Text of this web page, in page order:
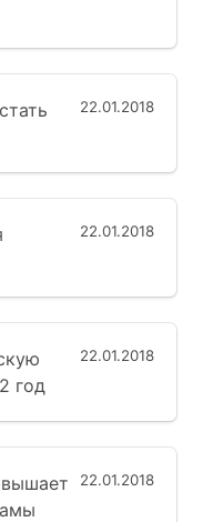
22.01.2018
22.01.2018
22.01.2018
год
22.01.2018